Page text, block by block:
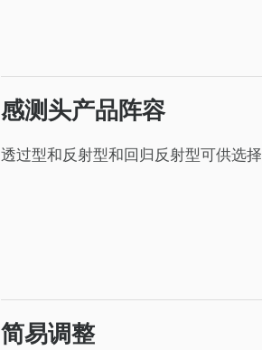
感测头产品阵容
透过型和反射型和回归反射型可供选择
简易调整